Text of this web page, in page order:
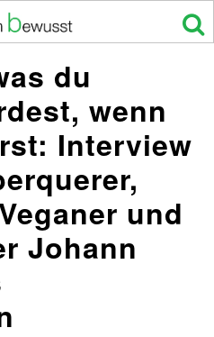
du
wenn
Interview
und
Johann